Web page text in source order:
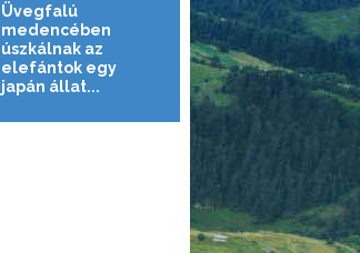
Üvegfalú
medencében
úszkálnak az
elefántok egy
japán állat...